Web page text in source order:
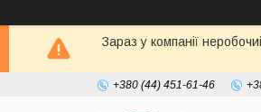
Зараз у компанії
+380 (44) 451-61-46